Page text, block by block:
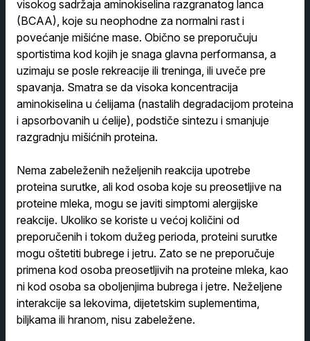
visokog sadržaja aminokiselina razgranatog lanca
(BCAA), koje su neophodne za normalni rast i
povećanje mišićne mase. Obično se preporučuju
sportistima kod kojih je snaga glavna performansa, a
uzimaju se posle rekreacije ili treninga, ili uveče pre
spavanja. Smatra se da visoka koncentracija
aminokiselina u ćelijama (nastalih degradacijom proteina
i apsorbovanih u ćelije), podstiče sintezu i smanjuje
razgradnju mišićnih proteina.
Nema zabeleženih neželjenih reakcija upotrebe
proteina surutke, ali kod osoba koje su preosetljive na
proteine mleka, mogu se javiti simptomi alergijske
reakcije. Ukoliko se koriste u većoj količini od
preporučenih i tokom dužeg perioda, proteini surutke
mogu oštetiti bubrege i jetru. Zato se ne preporučuje
primena kod osoba preosetljivih na proteine mleka, kao
ni kod osoba sa oboljenjima bubrega i jetre. Neželjene
interakcije sa lekovima, dijetetskim suplementima,
biljkama ili hranom, nisu zabeležene.